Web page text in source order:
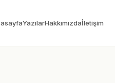
YazılarHakkımızdaİletişim